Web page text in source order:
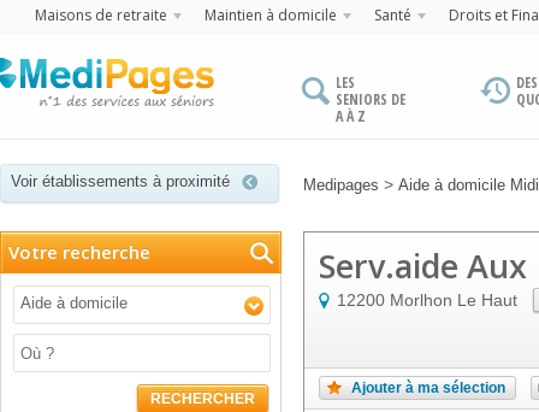
Maisons de retraite Maintien à domicile Santé Droits et
LES
SENIORS DE
A À Z
Voir établissements à proximité Medipages > Aide à domicile
Votre recherche
Aide à domicile
RECHERCHER
Serv.aide
12200 Morlhon Le Haut
Ajouter à ma sélection